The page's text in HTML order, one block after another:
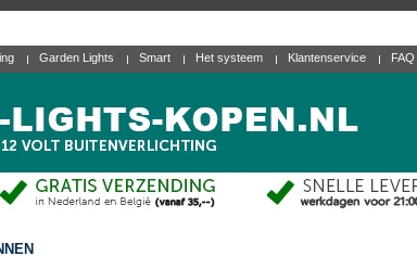
Garden Lights Smart Het systeem Klantenservice FAQ